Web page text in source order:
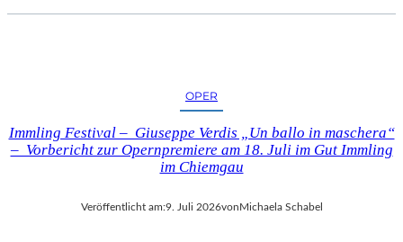
OPER
Immling Festival – Giuseppe Verdis „Un ballo in maschera“
– Vorbericht zur Opernpremiere am 18. Juli im Gut Immling
im Chiemgau
Veröffentlicht am:9. Juli 2026vonMichaela Schabel